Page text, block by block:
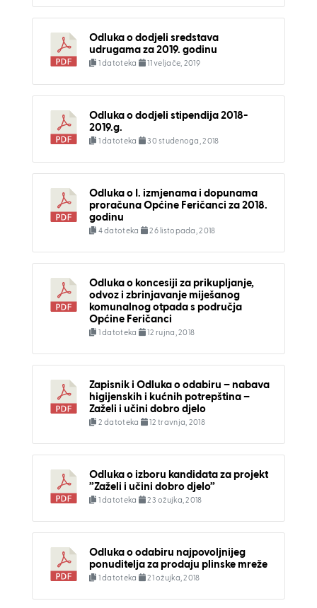
Odluka o dodjeli sredstava
udrugama za 2019. godinu
1 datoteka 11 veljače, 2019
Odluka o dodjeli stipendija 2018-
2019.g.
1 datoteka 30 studenoga, 2018
Odluka o I. izmjenama i dopunama
proračuna Općine Feričanci za 2018.
godinu
4 datoteka 26 listopada, 2018
Odluka o koncesiji za prikupljanje,
odvoz i zbrinjavanje miješanog
komunalnog otpada s područja
Općine Feričanci
1 datoteka 12 rujna, 2018
Zapisnik i Odluka o odabiru – nabava
higijenskih i kućnih potrepština –
Zaželi i učini dobro djelo
2 datoteka 12 travnja, 2018
Odluka o izboru kandidata za projekt
”Zaželi i učini dobro djelo”
1 datoteka 23 ožujka, 2018
Odluka o odabiru najpovoljnijeg
ponuditelja za prodaju plinske mreže
1 datoteka 21 ožujka, 2018